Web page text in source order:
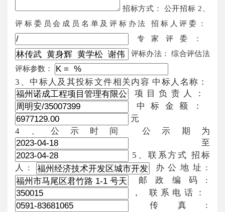
招标方式： 公开招标 2、
评标委员会成员名单及评标办法 招标人评委：
专家评委：
评标办法： 综合评估法
评标参数：
3、中标人及其投标文件相关内容 中标人名称：
项目负责人：
中标金额：
元
4、公示时间 公示期为
至
5、联系方式 招标
人:
办公地址:
邮政编码:
， 联系电话：
传真: